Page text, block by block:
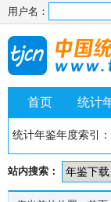
用户名：
首页 统计
统计年鉴年度索引：
站内搜索：